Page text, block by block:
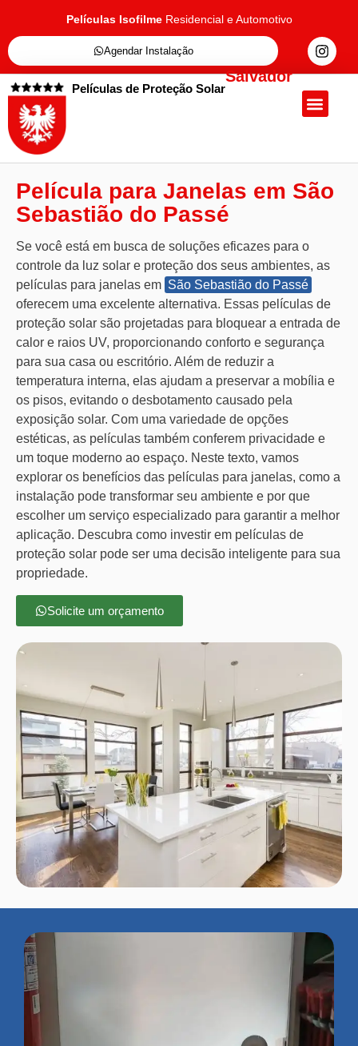
Películas Isofilme Residencial e Automotivo
Agendar Instalação
Películas de Proteção Solar
Salvador
Película para Janelas em São
Sebastião do Passé
Se você está em busca de soluções eficazes para o
controle da luz solar e proteção dos seus ambientes, as
películas para janelas em São Sebastião do Passé
oferecem uma excelente alternativa. Essas películas de
proteção solar são projetadas para bloquear a entrada de
calor e raios UV, proporcionando conforto e segurança
para sua casa ou escritório. Além de reduzir a
temperatura interna, elas ajudam a preservar a mobília e
os pisos, evitando o desbotamento causado pela
exposição solar. Com uma variedade de opções
estéticas, as películas também conferem privacidade e
um toque moderno ao espaço. Neste texto, vamos
explorar os benefícios das películas para janelas, como a
instalação pode transformar seu ambiente e por que
escolher um serviço especializado para garantir a melhor
aplicação. Descubra como investir em películas de
proteção solar pode ser uma decisão inteligente para sua
propriedade.
Solicite um orçamento